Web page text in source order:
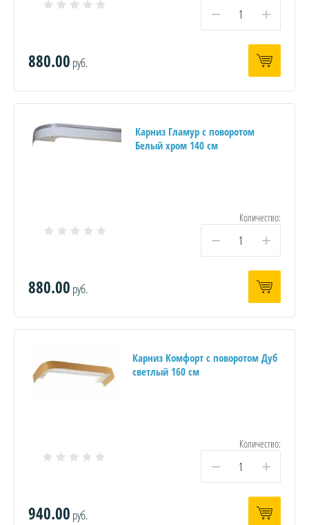
− +
880.00 руб.
Карниз Гламур с поворотом
Белый хром 140 см
Количество:
− +
880.00 руб.
Карниз Комфорт с поворотом Дуб
светлый 160 см
Количество:
− +
940.00 руб.